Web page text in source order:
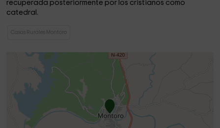
recuperada posteriormente por los cristianos como
catedral.
Casas Rurales Montoro